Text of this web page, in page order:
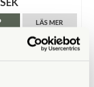
LÄS MER